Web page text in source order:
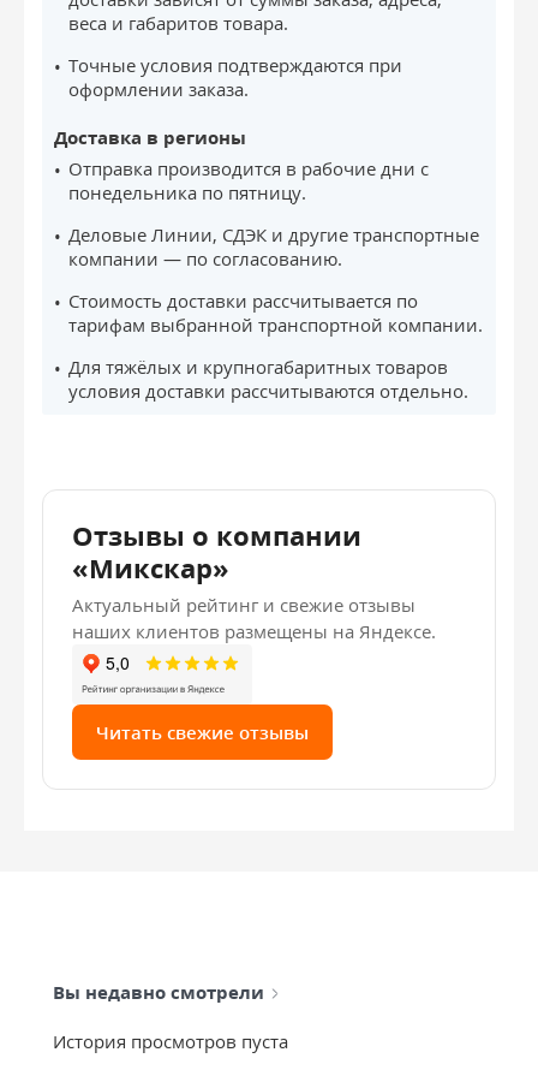
веса и габаритов товара.
Точные условия подтверждаются при
оформлении заказа.
Доставка в регионы
Отправка производится в рабочие дни с
понедельника по пятницу.
Деловые Линии, СДЭК и другие транспортные
компании — по согласованию.
Стоимость доставки рассчитывается по
тарифам выбранной транспортной компании.
Для тяжёлых и крупногабаритных товаров
условия доставки рассчитываются отдельно.
Отзывы о компании
«Микскар»
Актуальный рейтинг и свежие отзывы
наших клиентов размещены на Яндексе.
Читать свежие отзывы
Вы недавно смотрели
История просмотров пуста